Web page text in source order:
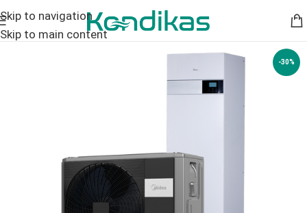
Skip to navigation
Skip to main content
-30%